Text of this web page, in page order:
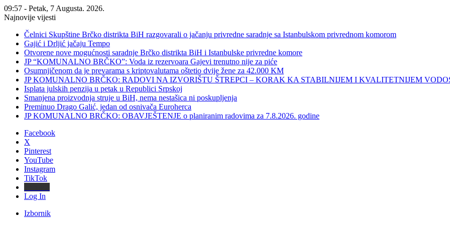
09:57 - Petak, 7 Augusta. 2026.
Najnovije vijesti
Čelnici Skupštine Brčko distrikta BiH razgovarali o jačanju privredne saradnje sa Istanbulskom privrednom komorom
Gajić i Drljić jačaju Tempo
Otvorene nove mogućnosti saradnje Brčko distrikta BiH i Istanbulske privredne komore
JP “KOMUNALNO BRČKO”: Voda iz rezervoara Gajevi trenutno nije za piće
Osumnjičenom da je prevarama s kriptovalutama oštetio dvije žene za 42.000 KM
JP KOMUNALNO BRČKO: RADOVI NA IZVORIŠTU ŠTREPCI – KORAK KA STABILNIJEM I KVALITETNIJEM
Isplata julskih penzija u petak u Republici Srpskoj
Smanjena proizvodnja struje u BiH, nema nestašica ni poskupljenja
Preminuo Drago Galić, jedan od osnivača Euroherca
JP KOMUNALNO BRČKO: OBAVJEŠTENJE o planiranim radovima za 7.8.2026. godine
Facebook
X
Pinterest
YouTube
Instagram
TikTok
Log In
Izbornik